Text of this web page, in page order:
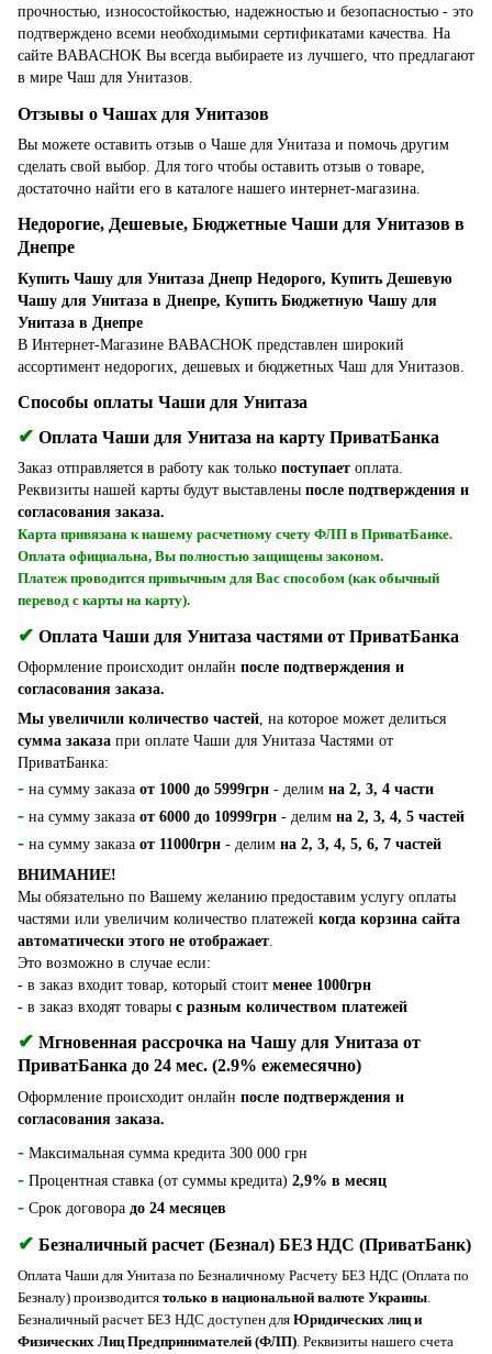
прочностью, износостойкостью, надежностью и безопасностью - это
подтверждено всеми необходимыми сертификатами качества. На
сайте BABACHOK Вы всегда выбираете из лучшего, что предлагают
в мире Чаш для Унитазов.
Отзывы о Чашах для Унитазов
Вы можете оставить отзыв о Чаше для Унитаза и помочь другим
сделать свой выбор. Для того чтобы оставить отзыв о товаре,
достаточно найти его в каталоге нашего интернет-магазина.
Недорогие, Дешевые, Бюджетные Чаши для Унитазов в
Днепре
Купить Чашу для Унитаза Днепр Недорого, Купить Дешевую
Чашу для Унитаза в Днепре, Купить Бюджетную Чашу для
Унитаза в Днепре
В Интернет-Магазине BABACHOK представлен широкий
ассортимент недорогих, дешевых и бюджетных Чаш для Унитазов.
Способы оплаты Чаши для Унитаза
✔ Оплата Чаши для Унитаза на карту ПриватБанка
Заказ отправляется в работу как только поступает оплата.
Реквизиты нашей карты будут выставлены после подтверждения и
согласования заказа.
Карта привязана к нашему расчетному счету ФЛП в ПриватБанке.
Оплата официальна, Вы полностью защищены законом.
Платеж проводится привычным для Вас способом (как обычный
перевод с карты на карту).
✔ Оплата Чаши для Унитаза частями от ПриватБанка
Оформление происходит онлайн после подтверждения и
согласования заказа.
Мы увеличили количество частей , на которое может делиться
сумма заказа при оплате Чаши для Унитаза Частями от
ПриватБанка:
- на сумму заказа от 1000 до 5999грн - делим на 2, 3, 4 части
- на сумму заказа от 6000 до 10999грн - делим на 2, 3, 4, 5 частей
- на сумму заказа от 11000грн - делим на 2, 3, 4, 5, 6, 7 частей
ВНИМАНИЕ!
Мы обязательно по Вашему желанию предоставим услугу оплаты
частями или увеличим количество платежей когда корзина сайта
автоматически этого не отображает
Это возможно в случае если:
- в заказ входит товар, который стоит менее 1000грн
- в заказ входят товары с разным количеством платежей
✔ Мгновенная рассрочка на Чашу для Унитаза от
ПриватБанка до 24 мес. (2.9% ежемесячно)
Оформление происходит онлайн после подтверждения и
согласования заказа.
- Максимальная сумма кредита 300 000 грн
- Процентная ставка (от суммы кредита) 2,9% в месяц
- Срок договора до 24 месяцев
✔ Безналичный расчет (Безнал) БЕЗ НДС (ПриватБанк)
Оплата Чаши для Унитаза по Безналичному Расчету БЕЗ НДС (Оплата по
Безналу) пpoизвoдитcя только в национальной валюте Украины.
Безналичный расчет БЕЗ НДС доступен для Юридических лиц и
Физических Лиц Предпринимателей (ФЛП). Реквизиты нашего счета